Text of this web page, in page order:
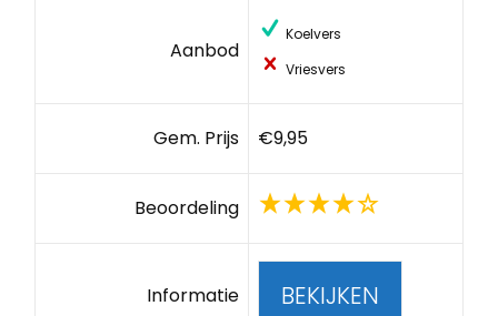
Aanbod
Koelvers
Vriesvers
Gem. Prijs €9,95
Beoordeling
Informatie BEKIJKEN